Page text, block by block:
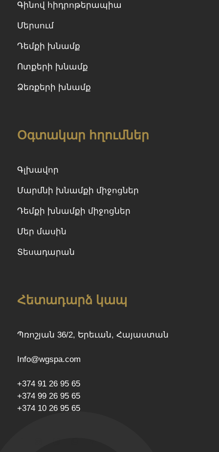
Գինով հիդրոթերապիա
Մերսում
Դեմքի խնամք
Ոտքերի խնամք
Ձեռքերի խնամք
Օգտակար հղումներ
Գլխավոր
Մարմնի խնամքի միջոցներ
Դեմքի խնամքի միջոցներ
Մեր մասին
Տեսադարան
Հետադարձ կապ
Պռոշյան 36/2, Երեւան, Հայաստան
Info@wgspa.com
+374 91 26 95 65
+374 99 26 95 65
+374 10 26 95 65